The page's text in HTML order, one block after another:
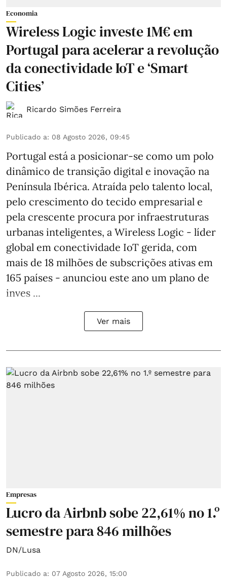
Economia
Wireless Logic investe 1M€ em
Portugal para acelerar a revolução
da conectividade IoT e ‘Smart
Cities’
Ricardo Simões Ferreira
Publicado a: 08 Agosto 2026, 09:45
Portugal está a posicionar-se como um polo
dinâmico de transição digital e inovação na
Península Ibérica. Atraída pelo talento local,
pelo crescimento do tecido empresarial e
pela crescente procura por infraestruturas
urbanas inteligentes, a Wireless Logic - líder
global em conectividade IoT gerida, com
mais de 18 milhões de subscrições ativas em
165 países - anunciou este ano um plano de
inves ...
Ver mais
Empresas
Lucro da Airbnb sobe 22,61% no 1.º
semestre para 846 milhões
DN/Lusa
Publicado a: 07 Agosto 2026, 15:00